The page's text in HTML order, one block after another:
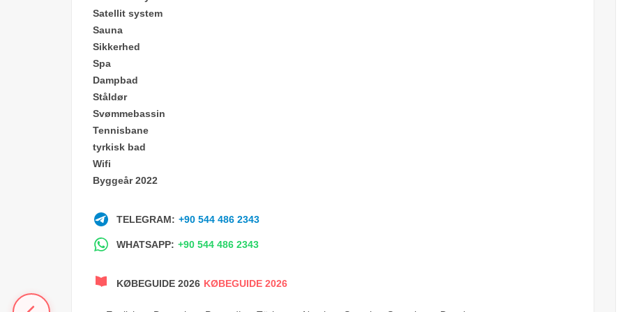
Satellit system
Sauna
Sikkerhed
Spa
Dampbad
Ståldør
Svømmebassin
Tennisbane
tyrkisk bad
Wifi
Byggeår 2022
TELEGRAM: +90 544 486 2343
WHATSAPP: +90 544 486 2343
KØBEGUIDE 2026 KØBEGUIDE 2026